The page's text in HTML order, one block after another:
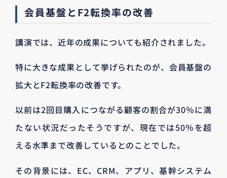
会員基盤とF2転換率の改善
講演では、近年の成果についても紹介されました。
特に大きな成果として挙げられたのが、会員基盤の
拡大とF2転換率の改善です。
以前は2回目購入につながる顧客の割合が30％に満
たない状況だったそうですが、現在では50％を超
える水準まで改善しているとのことでした。
その背景には、EC、CRM、アプリ、基幹システム